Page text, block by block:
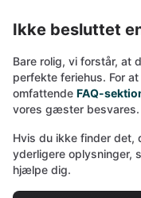
Ikke besluttet
Bare rolig, vi forstår, at
perfekte feriehus. For
omfattende FAQ-
vores gæster besvares.
Hvis du ikke finder det,
yderligere oplysninger,
hjælpe dig.